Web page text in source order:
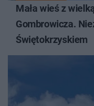
Mała wieś z
Gombrowicza.
Świętokrzyskiem